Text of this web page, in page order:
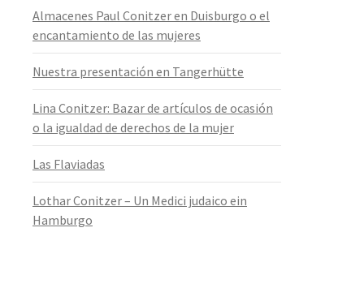
Almacenes Paul Conitzer en Duisburgo o el
encantamiento de las mujeres
Nuestra presentación en Tangerhütte
Lina Conitzer: Bazar de artículos de ocasión
o la igualdad de derechos de la mujer
Las Flaviadas
Lothar Conitzer – Un Medici judaico ein
Hamburgo